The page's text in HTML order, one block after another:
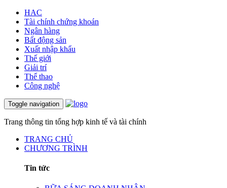
HAC
Tài chính chứng khoán
Ngân hàng
Bất động sản
Xuất nhập khẩu
Thế giới
Giải trí
Thể thao
Công nghệ
Toggle navigation
Trang thông tin tổng hợp kinh tế và tài chính
TRANG CHỦ
CHƯƠNG TRÌNH
Tin tức